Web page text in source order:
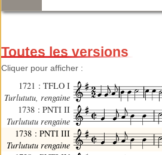
Toutes les versions
Cliquer pour afficher :
1721 : TFLO I
Turlututu, rengaine
1738 : PNTI II
Turlututu rengaine
1738 : PNTI III
Turlututu rengaine